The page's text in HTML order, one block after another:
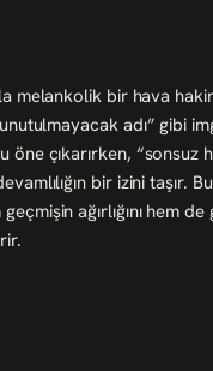
melankolik bir hava
adı” gibi
öne çıkarırken, “sonsuz
bir izini taşır.
ağırlığını hem